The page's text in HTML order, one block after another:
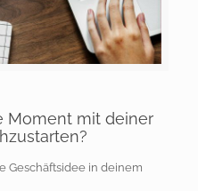
Moment mit deiner
Geschäftsidee in deinem